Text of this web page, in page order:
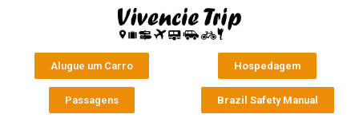
Alugue um Carro Hospedagem
Passagens Brazil Safety Manual